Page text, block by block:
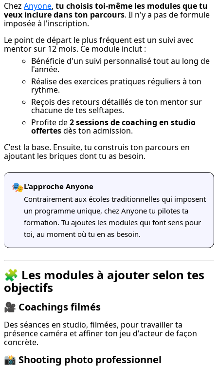
Chez Anyone, tu choisis toi-même les modules que tu
veux inclure dans ton parcours. Il n'y a pas de formule
imposée à l'inscription.
Le point de départ le plus fréquent est un suivi avec
mentor sur 12 mois. Ce module inclut :
Bénéficie d'un suivi personnalisé tout au long de
l'année.
Réalise des exercices pratiques réguliers à ton
rythme.
Reçois des retours détaillés de ton mentor sur
chacune de tes selftapes.
Profite de2 sessions de coaching en studio
offertesdès ton admission.
C'est la base. Ensuite, tu construis ton parcours en
ajoutant les briques dont tu as besoin.
🎭L'approche Anyone
Contrairement aux écoles traditionnelles qui imposent
un programme unique, chez Anyone tu pilotes ta
formation. Tu ajoutes les modules qui font sens pour
toi, au moment où tu en as besoin.
🧩 Les modules à ajouter selon tes
objectifs
🎥 Coachings filmés
Des séances en studio, filmées, pour travailler ta
présence caméra et affiner ton jeu d'acteur de façon
concrète.
📸 Shooting photo professionnel